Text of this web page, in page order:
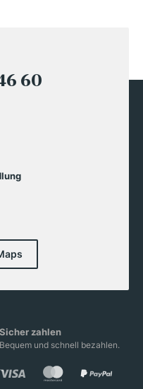
60
Sicher zahlen
Bequem und schnell bezahlen.